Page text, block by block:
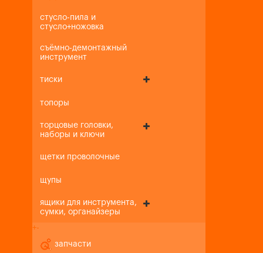
стусло-пила и
стусло+ножовка
съёмно-демонтажный
инструмент
тиски
топоры
торцовые головки,
наборы и ключи
щетки проволочные
щупы
ящики для инструмента,
сумки, органайзеры
+-
запчасти